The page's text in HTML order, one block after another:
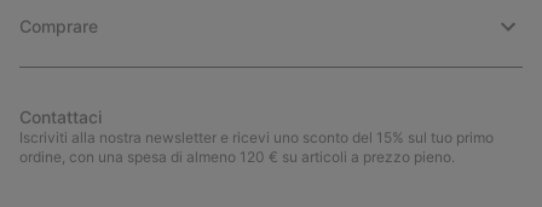
Comprare
Contattaci
Iscriviti alla nostra newsletter e ricevi uno sconto del 15% sul tuo primo
ordine, con una spesa di almeno 120 € su articoli a prezzo pieno.